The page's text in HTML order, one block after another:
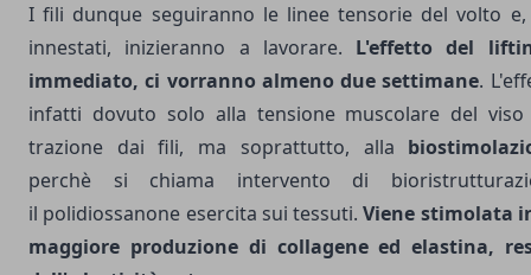
I fili dunque seguiranno le linee tensorie del volto
innestati, inizieranno a lavorare. L'effetto del
immediato, ci vorranno almeno due settimane.
infatti dovuto solo alla tensione muscolare del
trazione dai fili, ma soprattutto, alla
perchè si chiama intervento di
il polidiossanone esercita sui tessuti.Viene stimolata
maggiore produzione di collagene ed elastina,